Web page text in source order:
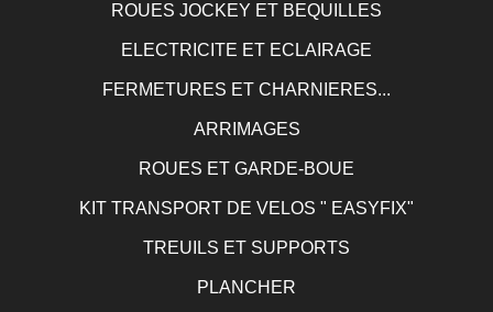
ROUES JOCKEY ET BEQUILLES
ELECTRICITE ET ECLAIRAGE
FERMETURES ET CHARNIERES...
ARRIMAGES
ROUES ET GARDE-BOUE
KIT TRANSPORT DE VELOS " EASYFIX"
TREUILS ET SUPPORTS
PLANCHER